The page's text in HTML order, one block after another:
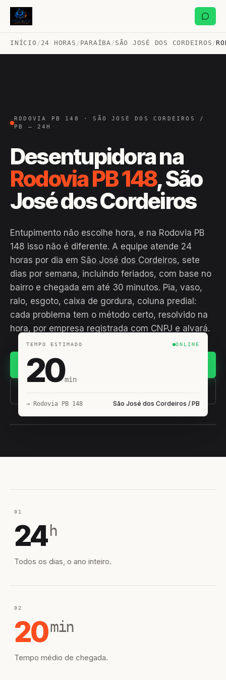
INÍCIO /24 HORAS /PARAÍBA /SÃO JOSÉ DOS CORDEIROS /
RODOVIA PB 148 · SÃO JOSÉ DOS CORDEIROS /
PB — 24H
Desentupidora na
Rodovia PB 148, São
José dos Cordeiros
Entupimento não escolhe hora, e na Rodovia PB
148 isso não é diferente. A equipe atende 24
horas por dia em São José dos Cordeiros, sete
dias por semana, incluindo feriados, com base no
bairro e chegada em até 30 minutos. Pia, vaso,
ralo, esgoto, caixa de gordura, coluna predial:
cada problema tem o método certo, resolvido na
hora, por empresa registrada com CNPJ e alvará.
(11) 93407-8838
TEMPO ESTIMADO ONLINE
20min
→ Rodovia PB 148 São José dos Cordeiros / PB
01
24 h
Todos os dias, o ano inteiro.
02
20min
Tempo médio de chegada.